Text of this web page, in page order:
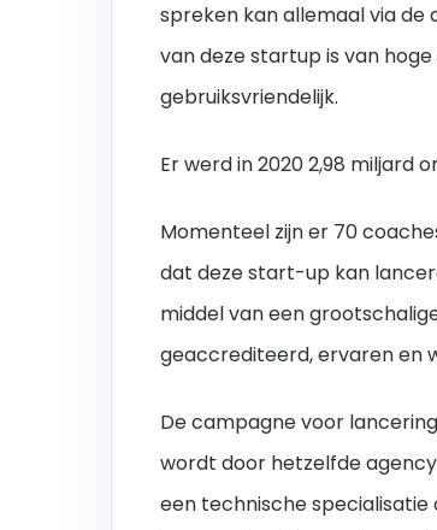
spreken kan allemaal via de
van deze startup is van
gebruiksvriendelijk.
Er werd in 2020 2,98 miljard
Momenteel zijn er 70
dat deze start-up kan
middel van een
geaccrediteerd, ervaren en
De campagne voor
wordt door hetzelfde
een technische specialisatie